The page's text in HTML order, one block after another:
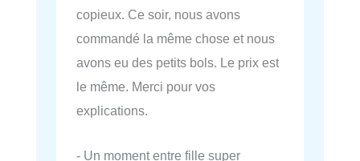
copieux. Ce soir, nous avons
commandé la même chose et nous
avons eu des petits bols. Le prix est
le même. Merci pour vos
explications.
- Un moment entre fille super